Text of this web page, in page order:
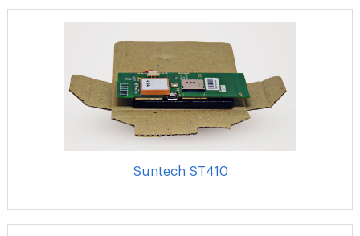
Suntech ST410